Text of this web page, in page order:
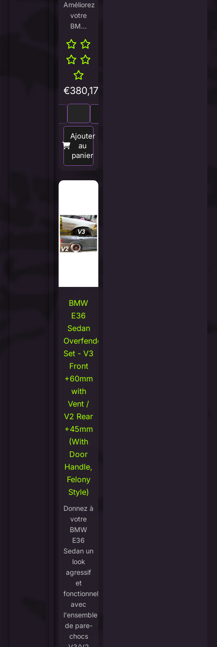
Améliorez
votre
BM...
€380,17
Ajouter
au
panier
BMW
E36
Sedan
Overfenders
Set - V3
Front
+60mm
with
Vent /
V2 Rear
+45mm
(With
Door
Handle,
Felony
Style)
Donnez à
votre
BMW
E36
Sedan un
look
agressif
et
fonctionnel
avec
l'ensemble
de pare-
chocs